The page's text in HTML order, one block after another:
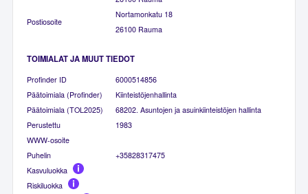
Postiosoite
Nortamonkatu 18
26100 Rauma
TOIMIALAT JA MUUT TIEDOT
Profinder ID
6000514856
Päätoimiala (Profinder)
Kiinteistöjenhallinta
Päätoimiala (TOL2025)
68202. Asuntojen ja asuinkiinteistöjen hallinta
Perustettu
1983
WWW-osoite
Puhelin
+35828317475
Kasvuluokka
Riskiluokka